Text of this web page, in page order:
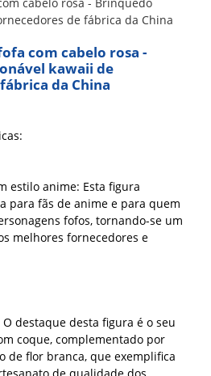
com cabelo rosa -
kawaii de
da China
estilo anime: Esta figura
para fãs de anime e para quem
fofos, tornando-se um
melhores fornecedores e
O destaque desta figura é o seu
coque, complementado por
de flor branca, que exemplifica
de qualidade dos